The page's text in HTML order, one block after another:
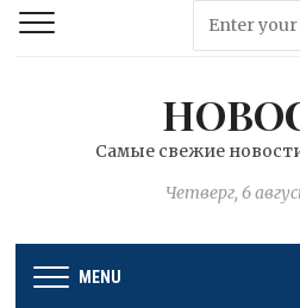
Самые свежие
Четверг, 6
MENU